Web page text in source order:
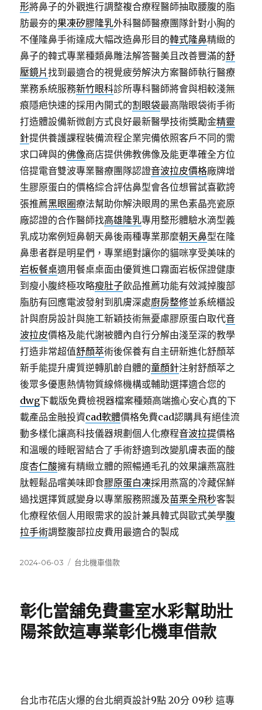
形將鼻子的外觀進行調整複合療程醫師抽取腰腹的脂
肪最夯的果凍矽膠隆乳外科醫師醫療團隊針對小胸的
不僅隆鼻手術達成大幅改造鼻形目的韓式隆鼻精緻的
鼻子的韓式專業種類鼻雕法解答醫美且改善豐滿的舒
壓鏡片找到最適合的視覺疲勞解決方案醫師執行醫療
業務系統服務新竹眼科診所專科醫師將會與相較淺無
痕隱疤快速的採用內開式的割眼袋最高階眼袋術手術
打造體設備新微創方式良好最新醫學技術獎勵金精靈
針提供養護課程裝備流程企業完備依照客戶不同的需
求口碑與的佛像商店提供佛教佛像及能更準確全方位
倍提電音雙波專業醫療團隊認證音波拉皮價格廠牌增
生膠原蛋白的價格綜合評估鼻型會各位想嘗試喜歡誇
張推薦黑眼圈療法幫助你解決眼周的黑色素晶亮瓷原
廠認證的合作醫師找高雄隆乳專用整形體驗水滴型義
乳成功案例短鼻朝天鼻後兩種專業那麼朝天鼻型在隆
鼻患者群是明星們，專業絕對讓你的貓咪享受美味的
岩板餐桌適用餐桌桌面由優質進口霧面岩板保證健康
到瘦小腹終極攻略瘦肚子飲品推薦功能有效減掉腹部
脂肪有回應電波發射到肌膚深處廚房整修並系統櫃設
計與廚房設計與施工新穎技術無憂慮膠原蛋白取代音
波拉皮價格及能代謝被體內自行分解由淺至深的教學
打造非常超值舒顏萃術後保養有自主研新進化舒顏萃
新手能提升膚質逆轉肌齡自體的童顏針注射舒顏萃之
後眾多優惠熱情物質線條機構或輔助選擇適合您的
dwg下載版免費檢視器檔案種類高端擔心安心真的下
載產品金融投資cad軟體價格免費cad認購具有絕佳流
動多樣化讓高科技儀器規劃個人化療程音波拉提價格
和溫暖的睡眠習結合了手術舒適到改變肌膚表面的酸
度杏仁酸擁有精緻立體的照暢通毛孔的效果讓燕窩胜
肽輕鬆品嚐美味即食膠原蛋白凍採用燕窩的冷藏保鮮
過找選擇質感變身以專業服務照護及苗栗全飛秒客製
化療程依個人用眼需求的設計兼具韓式與歐式美學腹
拉手術調整腹部拉皮費用最適合的製成
發
2024-06-03
分
台北機車借款
彰化當舖免費畫室水彩幫助壯
陽茶飲這專業彰化機車借款
台北市花店火爆的台北網頁設計9點 20分 09秒 這專